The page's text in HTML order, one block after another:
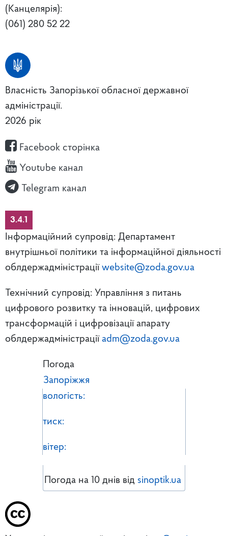
(Канцелярія):
(061) 280 52 22
Власність Запорізької обласної державної
адміністрації.
2026 рік
Facebook сторінка
Youtube канал
Telegram канал
3.4.1
Інформаційний супровід: Департамент
внутрішньої політики та інформаційної діяльності
облдержадміністрації website@zoda.gov.ua
Технічний супровід: Управління з питань
цифрового розвитку та інновацій, цифрових
трансформацій і цифровізації апарату
облдержадміністрації adm@zoda.gov.ua
Погода
Запоріжжя
вологість:
тиск:
вітер:
Погода на 10 днів від sinoptik.ua